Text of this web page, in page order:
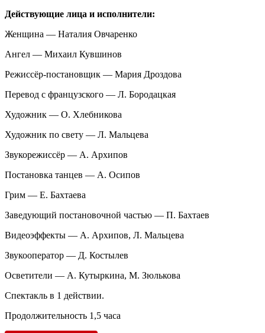
Действующие лица и исполнители:
Женщина — Наталия Овчаренко
Ангел — Михаил Кувшинов
Режиссёр-постановщик — Мария Дроздова
Перевод с французского — Л. Бородацкая
Художник — О. Хлебникова
Художник по свету — Л. Мальцева
Звукорежиссёр — А. Архипов
Постановка танцев — А. Осипов
Грим — Е. Бахтаева
Заведующий постановочной частью — П. Бахтаев
Видеоэффекты — А. Архипов, Л. Мальцева
Звукооператор — Д. Костылев
Осветители — А. Кутыркина, М. Зюлькова
Спектакль в 1 действии.
Продолжительность 1,5 часа